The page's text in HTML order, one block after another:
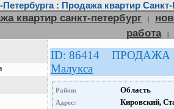
: Продажа квартир Санкт-
квартир санкт-петербург |
работа
|
ID: 86414
Малукса
Район: Область
Адрес: Кировский,